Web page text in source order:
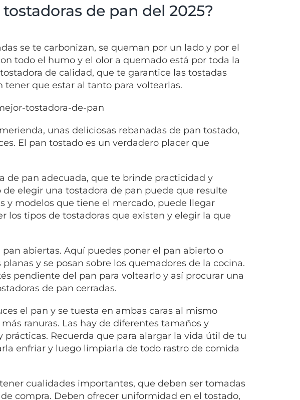
de pan del 2025?
se te carbonizan, se queman por un lado y por el
todo el humo y el olor a quemado está por toda la
de calidad, que te garantice las tostadas
tener que estar al tanto para voltearlas.
unas deliciosas rebanadas de pan tostado,
El pan tostado es un verdadero placer que
de pan adecuada, que te brinde practicidad y
elegir una tostadora de pan puede que resulte
y modelos que tiene el mercado, puede llegar
los tipos de tostadoras que existen y elegir la que
abiertas. Aquí puedes poner el pan abierto o
y se posan sobre los quemadores de la cocina.
pendiente del pan para voltearlo y así procurar una
de pan cerradas.
el pan y se tuesta en ambas caras al mismo
ranuras. Las hay de diferentes tamaños y
prácticas. Recuerda que para alargar la vida útil de tu
enfriar y luego limpiarla de todo rastro de comida
cualidades importantes, que deben ser tomadas
compra. Deben ofrecer uniformidad en el tostado,